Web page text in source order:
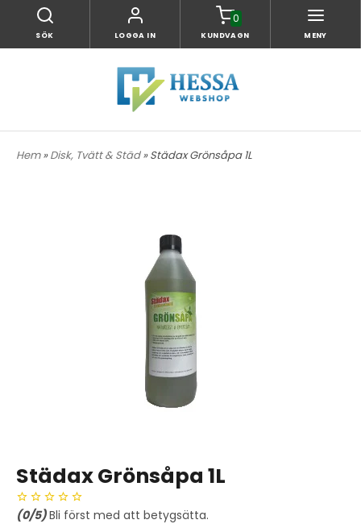
SÖK LOGGA IN
0
KUNDVAGN MENY
Hem»Disk, Tvätt & Städ» Städax Grönsåpa 1L
Städax Grönsåpa 1L
(0/5)Bli först med att betygsätta.